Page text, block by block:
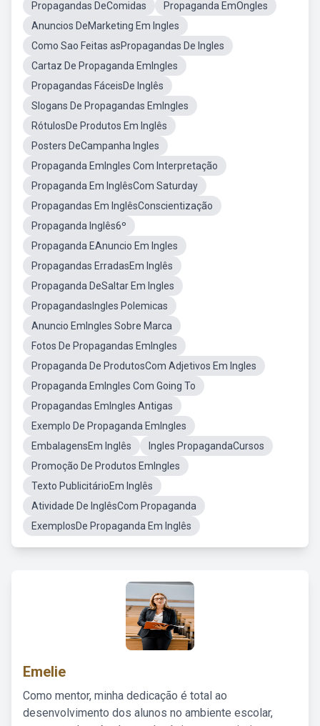
Propagandas DeComidas
Propaganda EmOngles
Anuncios DeMarketing Em Ingles
Como Sao Feitas asPropagandas De Ingles
Cartaz De Propaganda EmIngles
Propagandas FáceisDe Inglês
Slogans De Propagandas EmIngles
RótulosDe Produtos Em Inglês
Posters DeCampanha Ingles
Propaganda EmIngles Com Interpretação
Propaganda Em InglêsCom Saturday
Propagandas Em InglêsConscientização
Propaganda Inglês6º
Propaganda EAnuncio Em Ingles
Propagandas ErradasEm Inglês
Propaganda DeSaltar Em Ingles
PropagandasIngles Polemicas
Anuncio EmIngles Sobre Marca
Fotos De Propagandas EmIngles
Propaganda De ProdutosCom Adjetivos Em Ingles
Propaganda EmIngles Com Going To
Propagandas EmIngles Antigas
Exemplo De Propaganda EmIngles
EmbalagensEm Inglês
Ingles PropagandaCursos
Promoção De Produtos EmIngles
Texto PublicitárioEm Inglês
Atividade De InglêsCom Propaganda
ExemplosDe Propaganda Em Inglês
Emelie
Como mentor, minha dedicação é total ao
desenvolvimento dos alunos no ambiente escolar,